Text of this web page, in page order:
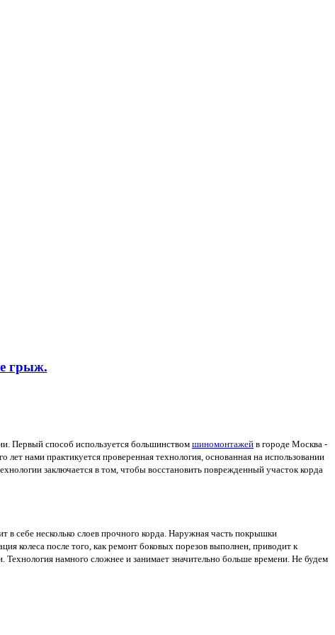
грыж.
Первый способ используется большинством шиномонтажей в городе Москва -
нами практикуется проверенная технология, основанная на использовании
заключается в том, чтобы восстановить поврежденный участок корда
в себе несколько слоев прочного корда. Наружная часть покрышки
колеса после того, как ремонт боковых порезов выполнен, приводит к
намного сложнее и занимает значительно больше времени. Не будем